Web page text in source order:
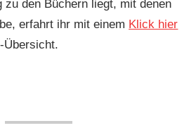
zu den Büchern liegt, mit denen
erfahrt ihr mit einem Klick hier
Übersicht.